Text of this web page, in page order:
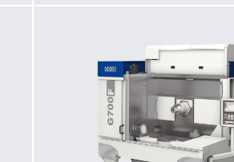
Curso de usinagem:
no eixo X/Y/Z (mm)